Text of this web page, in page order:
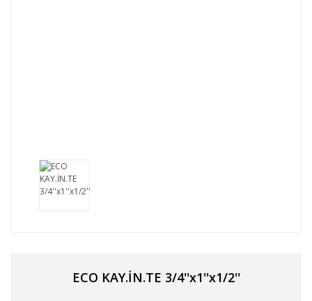
ECO KAY.İN.TE 3/4''x1''x1/2''